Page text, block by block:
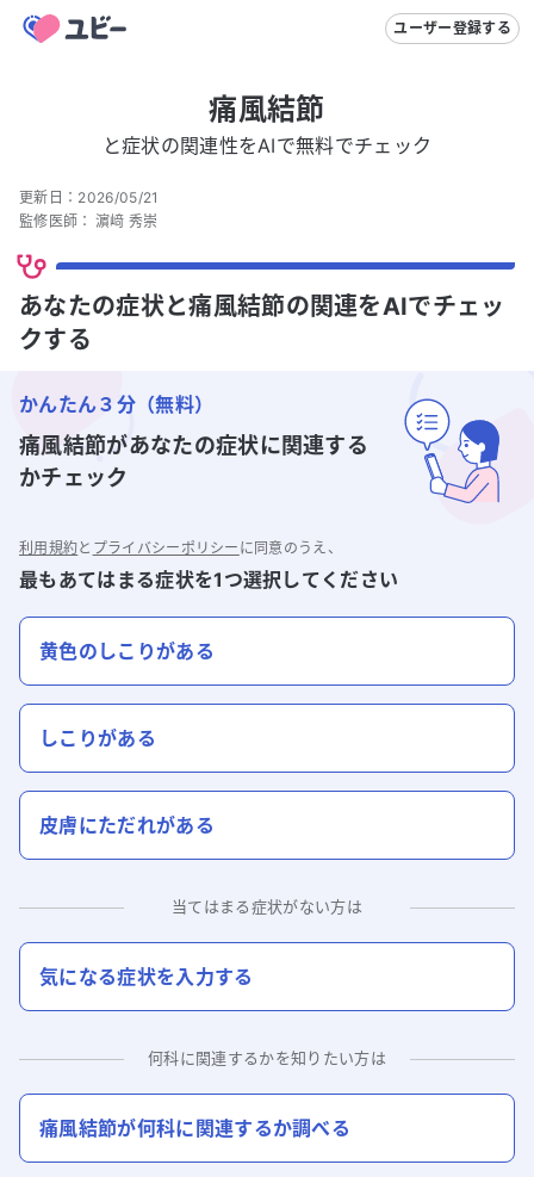
ユーザー登録する
痛風結節
と症状の関連性をAIで無料でチェック
更新日： 2026/05/21
監修医師： 濵﨑 秀崇
あなたの症状と痛風結節の関連をAIでチェッ
クする
かんたん３分（無料）
痛風結節があなたの症状に関連する
かチェック
利用規約と プライバシーポリシー に同意のうえ、
最もあてはまる症状を1つ選択してください
黄色のしこりがある
しこりがある
皮膚にただれがある
当てはまる症状がない方は
気になる症状を入力する
何科に関連するかを知りたい方は
痛風結節が何科に関連するか調べる